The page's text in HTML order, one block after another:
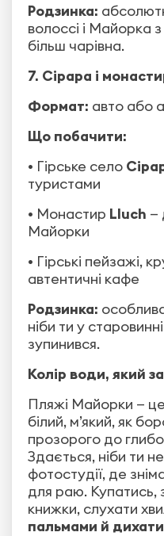
Родзинка:
волоссі і Майорка
більш чарівна.
7. Сірара і
Формат: авто або
Що побачити:
• Гірське село
туристами
• Монастир Lluch —
Майорки
• Гірські пейзажі,
автентичні кафе
Родзинка:
ніби ти у
зупинився.
Колір води, який
Пляжі Майорки — це
білий, м’який, як
прозорого до
Здається, ніби ти
фотостудії, де
для раю. Купатись,
книжки, слухати
пальмами й